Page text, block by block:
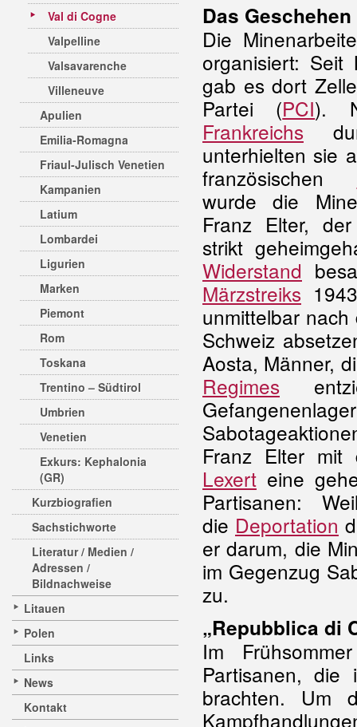
Val di Cogne
Valpelline
Valsavarenche
Villeneuve
Apulien
Emilia-Romagna
Friaul-Julisch Venetien
Kampanien
Latium
Lombardei
Ligurien
Marken
Piemont
Rom
Toskana
Trentino – Südtirol
Umbrien
Venetien
Exkurs: Kephalonia
(GR)
Kurzbiografien
Sachstichworte
Literatur / Medien /
Adressen /
Bildnachweise
Litauen
Polen
Links
News
Kontakt
Das Geschehen
Die
organisiert: Seit
gab es dort
Partei (PCI).
Frankreichs
unterhielten sie
französischen
wurde die
Franz Elter,
strikt
Widerstand
Märzstreiks
unmittelbar
Schweiz
Aosta, Männer,
Regimes
Franz Elter
Lexert eine
Partisanen:
die Deportation
er darum, die
im Gegenzug
zu.
„Repubblica di
Im
Partisanen, die
brachten. Um